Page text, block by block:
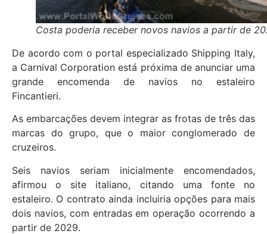
Costa poderia receber novos navios a partir de
De acordo com o portal especializado Shipping Italy,
a Carnival Corporation está próxima de anunciar uma
grande encomenda de navios no estaleiro
Fincantieri.
As embarcações devem integrar as frotas de três das
marcas do grupo, que o maior conglomerado de
cruzeiros.
Seis navios seriam inicialmente encomendados,
afirmou o site italiano, citando uma fonte no
estaleiro. O contrato ainda incluiria opções para mais
dois navios, com entradas em operação ocorrendo a
partir de 2029.